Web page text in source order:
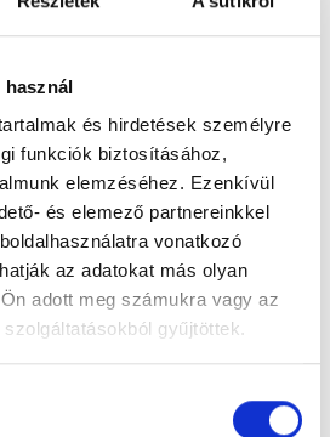
használ
és hirdetések személyre
funkciók biztosításához,
elemzéséhez. Ezenkívül
és elemező partnereinkkel
vonatkozó
az adatokat más olyan
adott meg számukra vagy az
gyűjtöttek.
info/foglaljorvost-
megbízható
most!